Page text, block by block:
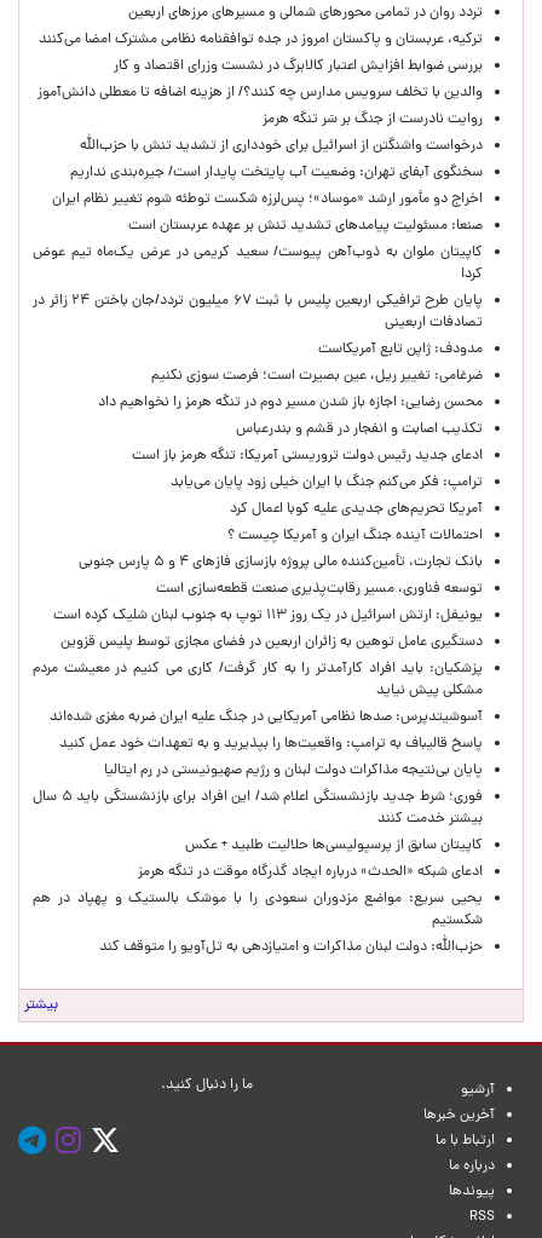
تردد روان در تمامی محورهای شمالی و مسیرهای مرزهای اربعین
ترکیه، عربستان و پاکستان امروز در جده توافقنامه نظامی مشترک امضا می‌کنند
بررسی ضوابط افزایش اعتبار کالابرگ در نشست وزرای اقتصاد و کار
والدین با تخلف سرویس مدارس چه کنند؟/ از هزینه اضافه تا معطلی دانش‌آموز
روایت نادرست از جنگ بر سَر تنگه هرمز
درخواست واشنگتن از اسرائیل برای خودداری از تشدید تنش با حزب‌الله
سخنگوی آبفای تهران: وضعیت آب پایتخت پایدار است/ جیره‌بندی نداریم
اخراج دو مأمور ارشد «موساد»؛ پس‌لرزه شکست توطئه شوم تغییر نظام ایران
صنعا: مسئولیت پیامدهای تشدید تنش بر عهده عربستان است
کاپیتان ملوان به ذوب‌آهن پیوست/ سعید کریمی در عرض یک‌ماه تیم عوض
کرد!
پایان طرح ترافیکی اربعین پلیس با ثبت ۶۷ میلیون تردد/جان باختن ۲۴ زائر در
تصادفات اربعینی
مدودف: ژاپن تابع آمریکاست
ضرغامی: تغییر ریل، عین بصیرت است؛ فرصت سوزی نکنیم
محسن رضایی: اجازه باز شدن مسیر دوم در تنگه هرمز را نخواهیم داد
تکذیب اصابت و انفجار در قشم و بندرعباس
ادعای جدید رئیس دولت تروریستی آمریکا: تنگه هرمز باز است
ترامپ: فکر می‌کنم جنگ با ایران خیلی زود پایان می‌یابد
آمریکا تحریم‌های جدیدی علیه کوبا اعمال کرد
احتمالات آینده جنگ ایران و آمریکا چیست ؟
بانک تجارت، تأمین‌کننده مالی پروژه بازسازی فازهای ۴ و ۵ پارس جنوبی
توسعه فناوری، مسیر رقابت‌پذیری صنعت قطعه‌سازی است
یونیفل: ارتش اسرائیل در یک روز ۱۱۳ توپ به جنوب لبنان شلیک کرده است
دستگیری عامل توهین به زائران اربعین در فضای مجازی توسط پلیس قزوین
پزشکیان: باید افراد کارآمدتر را به کار گرفت/ کاری می کنیم در معیشت مردم
مشکلی پیش نیاید
آسوشیتدپرس: صدها نظامی آمریکایی در جنگ علیه ایران ضربه مغزی شده‌اند
پاسخ قالیباف به ترامپ: واقعیت‌ها را بپذیرید و به تعهدات خود عمل کنید
پایان بی‌نتیجه مذاکرات دولت لبنان و رژیم صهیونیستی در رم ایتالیا
فوری؛ شرط جدید بازنشستگی اعلام شد/ این افراد برای بازنشستگی باید ۵ سال
بیشتر خدمت کنند
کاپیتان سابق از پرسپولیسی‌ها حلالیت طلبید + عکس
ادعای شبکه «الحدث» درباره ایجاد گذرگاه موقت در تنگه هرمز
یحیی سریع: مواضع مزدوران سعودی را با موشک بالستیک و پهپاد در هم
شکستیم
حزب‌الله: دولت لبنان مذاکرات و امتیازدهی به تل‌آویو را متوقف کند
بیشتر
آرشیو
آخرین خبرها
ارتباط با ما
درباره ما
پیوندها
RSS
ما را دنبال کنید.